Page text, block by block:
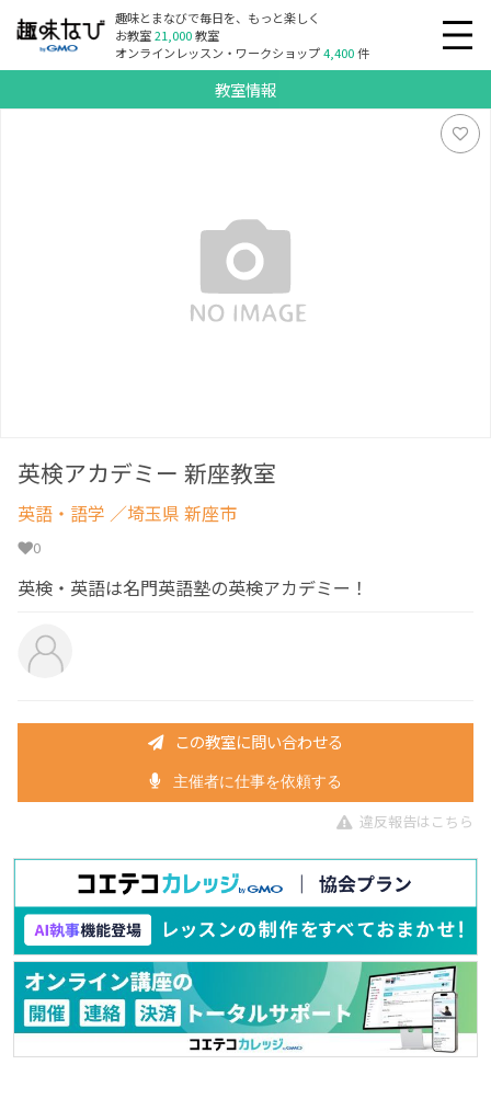
趣味とまなびで毎日を、もっと楽しく
お教室21,000教室
オンラインレッスン・ワークショップ4,400件
教室情報
英検アカデミー 新座教室
英語・語学 ／埼玉県 新座市
0
英検・英語は名門英語塾の英検アカデミー！
この教室に問い合わせる
主催者に仕事を依頼する
違反報告はこちら